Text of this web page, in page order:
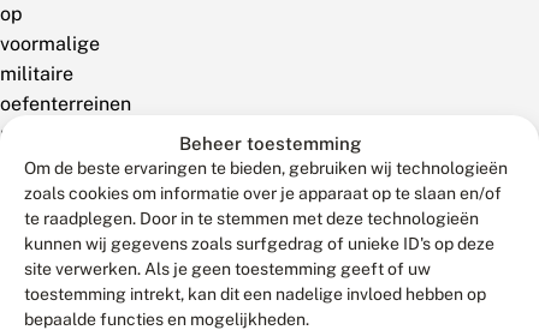
Beheer toestemming
Om de beste ervaringen te bieden, gebruiken wij technologieën
zoals cookies om informatie over je apparaat op te slaan en/of
te raadplegen. Door in te stemmen met deze technologieën
kunnen wij gegevens zoals surfgedrag of unieke ID's op deze
site verwerken. Als je geen toestemming geeft of uw
toestemming intrekt, kan dit een nadelige invloed hebben op
bepaalde functies en mogelijkheden.
op
voormalige
militaire
oefenterreinen
met
hetzelfde
biotoop.
Op
basis
van
deze